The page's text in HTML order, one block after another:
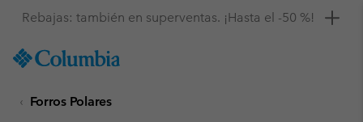
TO
SKIP
Consigue un 10 % de descuento
Forros Polares